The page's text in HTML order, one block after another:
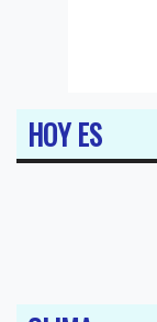
HOY ES